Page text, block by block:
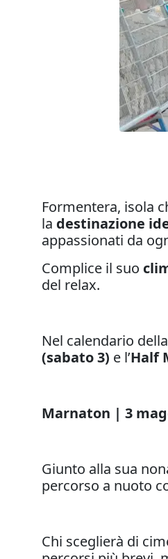
Formentera, isola
la destinazione
appassionati da
Complice il suo
del relax.
Nel calendario
(sabato 3) e l’Half
Marnaton | 3
Giunto alla sua
percorso a nuoto
Chi sceglierà di